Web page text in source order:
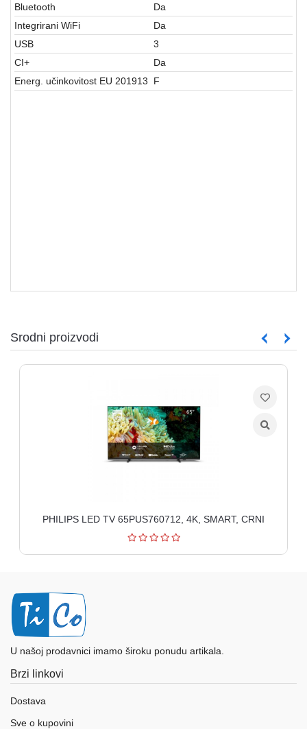
Bluetooth
Da
Integrirani WiFi
Da
USB
3
CI+
Da
Energ. učinkovitost EU 201913
F
Srodni proizvodi
PHILIPS LED TV 65PUS760712, 4K, SMART, CRNI
U našoj prodavnici imamo široku ponudu artikala.
Brzi linkovi
Dostava
Sve o kupovini